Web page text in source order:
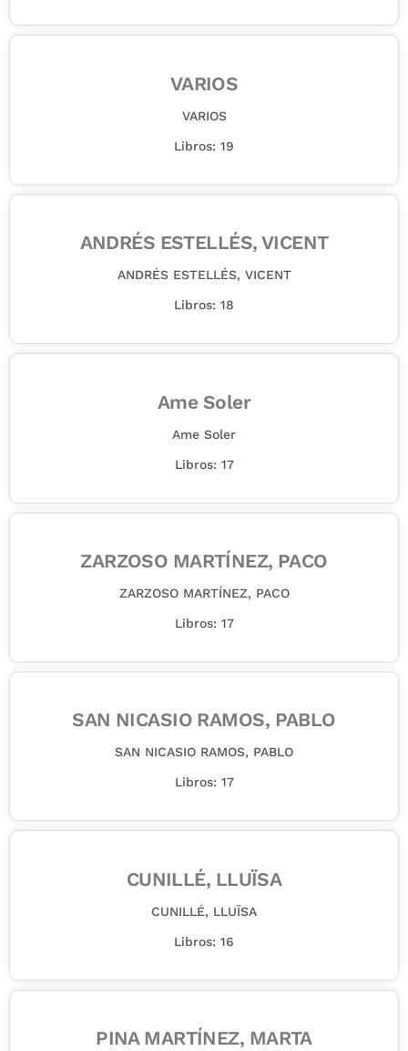
VARIOS
VARIOS
Libros: 19
ANDRÉS ESTELLÉS, VICENT
ANDRÉS ESTELLÉS, VICENT
Libros: 18
Ame Soler
Ame Soler
Libros: 17
ZARZOSO MARTÍNEZ, PACO
ZARZOSO MARTÍNEZ, PACO
Libros: 17
SAN NICASIO RAMOS, PABLO
SAN NICASIO RAMOS, PABLO
Libros: 17
CUNILLÉ, LLUÏSA
CUNILLÉ, LLUÏSA
Libros: 16
PINA MARTÍNEZ, MARTA